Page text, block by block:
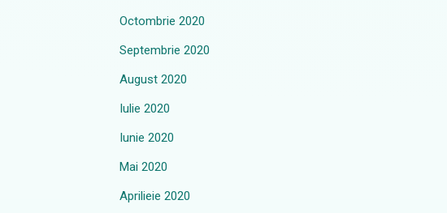
Octombrie 2020
Septembrie 2020
August 2020
Iulie 2020
Iunie 2020
Mai 2020
Aprilieie 2020